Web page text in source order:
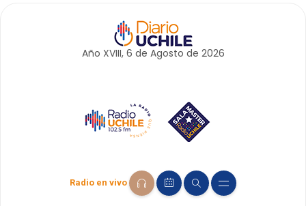
Año XVIII, 6 de Agosto de 2026
Radio en vivo